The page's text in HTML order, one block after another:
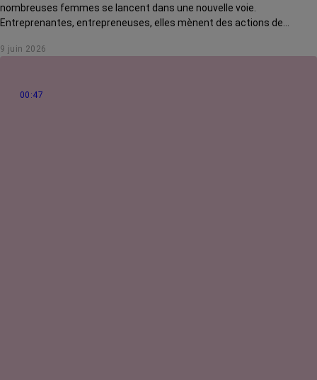
nombreuses femmes se lancent dans une nouvelle voie.
Entreprenantes, entrepreneuses, elles mènent des actions de
Jo Guilmain, créatrice de l'association Mes amis, mes amours.
9 juin 2026
00:47